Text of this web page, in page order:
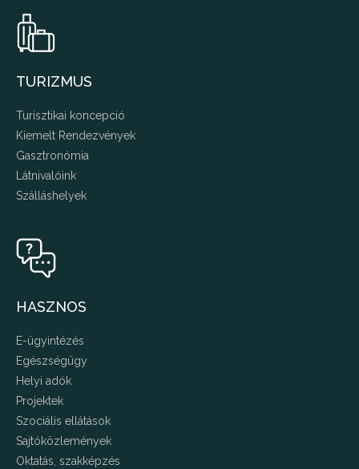
TURIZMUS
Turisztikai koncepció
Kiemelt Rendezvények
Gasztronómia
Látnivalóink
Szálláshelyek
HASZNOS
E-ügyintézés
Egészségügy
Helyi adók
Projektek
Szociális ellátások
Sajtóközlemények
Oktatás, szakképzés